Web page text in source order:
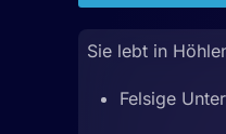
Sie lebt in
Felsige